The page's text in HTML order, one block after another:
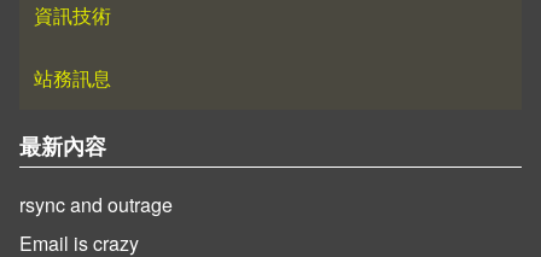
資訊技術
站務訊息
最新內容
rsync and outrage
Email is crazy